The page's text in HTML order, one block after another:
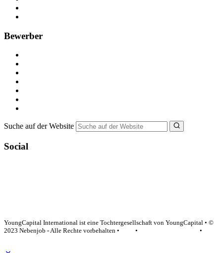
Bewerber
Suche auf der Website
Social
YoungCapital International ist eine Tochtergesellschaft von YoungCapital • ©
2023 Nebenjob - Alle Rechte vorbehalten •
•
•